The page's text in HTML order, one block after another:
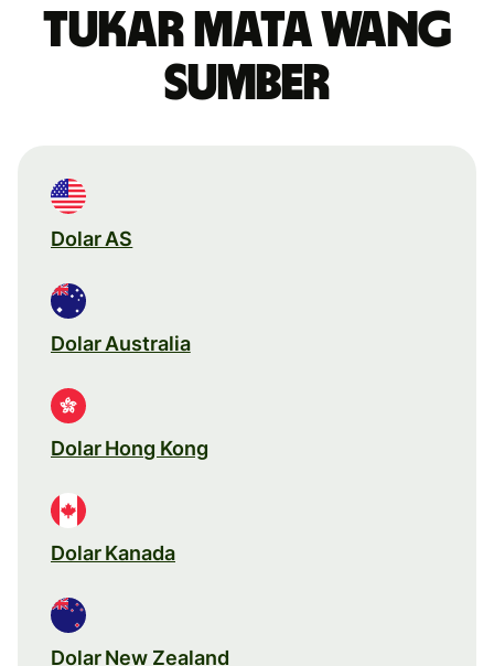
Tukar mata wang
sumber
Dolar AS
Dolar Australia
Dolar Hong Kong
Dolar Kanada
Dolar New Zealand